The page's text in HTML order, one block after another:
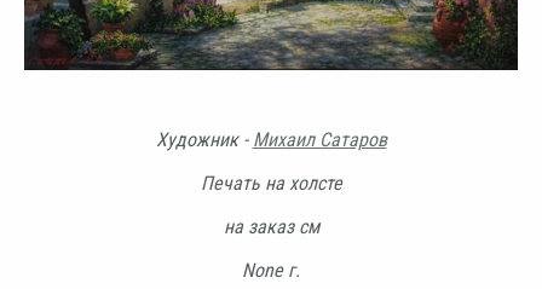
Художник - Михаил Сатаров
Печать на холсте
на заказ см
None г.